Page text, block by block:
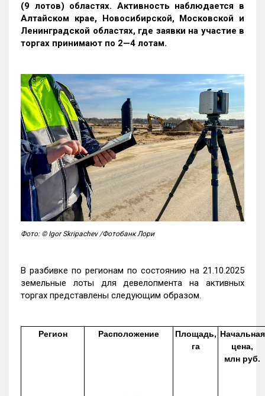
(9 лотов) областях. Активность наблюдается в
Алтайском крае, Новосибирской, Московской и
Ленинградской областях, где заявки на участие в
торгах принимают по 2—4 лотам.
Фото: © Igor Skripachev /Фотобанк Лори
В разбивке по регионам по состоянию на 21.10.2025
земельные лоты для девелопмента на активных
торгах представлены следующим образом.
Регион Расположение
Площадь,
га
Начальная
цена,
млн руб.